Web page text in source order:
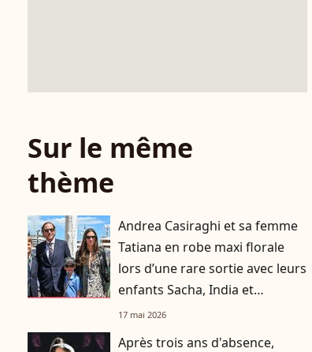
Sur le même
thème
Andrea Casiraghi et sa femme
Tatiana en robe maxi florale
lors d’une rare sortie avec leurs
enfants Sacha, India et
Maximilian
17 mai 2026
Après trois ans d'absence,